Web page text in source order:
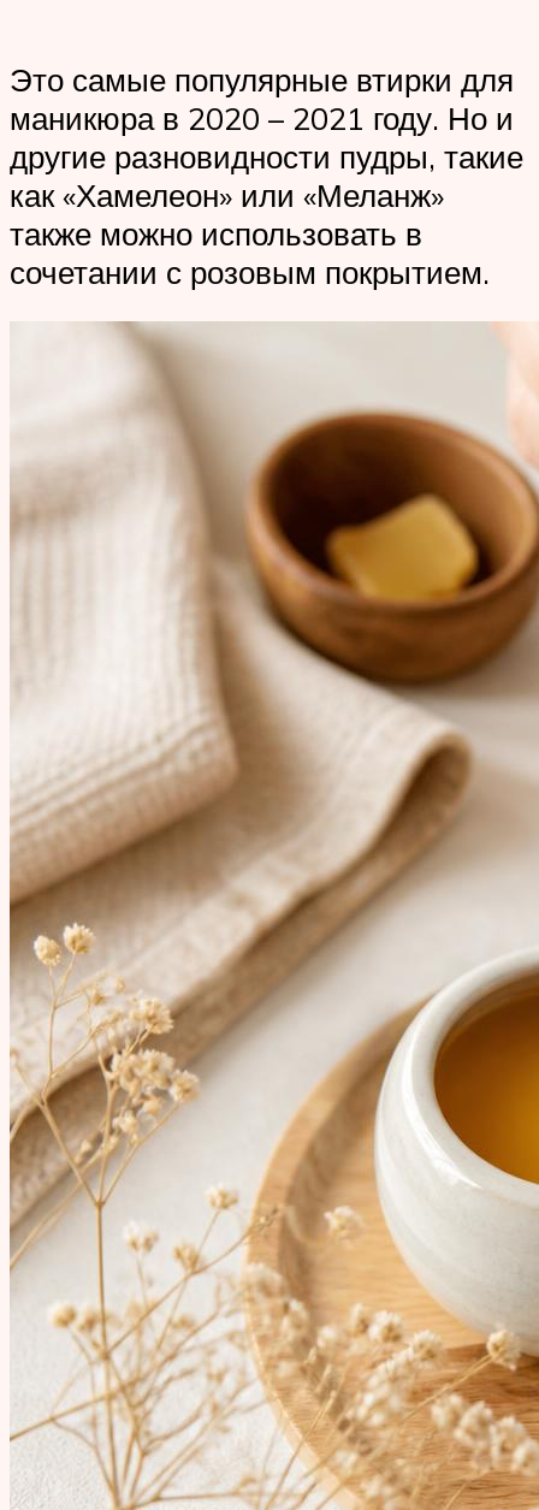
Это самые популярные втирки для
маникюра в 2020 – 2021 году. Но и
другие разновидности пудры, такие
как «Хамелеон» или «Меланж»
также можно использовать в
сочетании с розовым покрытием.